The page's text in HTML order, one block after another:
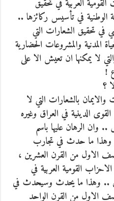
العربية في تحقيق
الوطنية في تأسيس ركائزها ..
في تحقيق الشعارات التي
المدنية والمشروعات الحضارية
لا يمكنها ان تعيش الا على
!
؟
والايمان بالشعارات التي لا
الدينية في العراق وغيره
وان الرهان عليها باسم
وهذا ما حدث في تجارب
الاول من القرن العشرين ،
القومية العربية في
.. وهذا ما يحدث وسيحدث في
الاول من القرن الواحد